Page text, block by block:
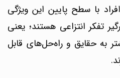
با سطح پایین این ویژگی
تفکر انتزاعی هستند؛ یعنی
به حقایق و راه‌حل‌های قابل